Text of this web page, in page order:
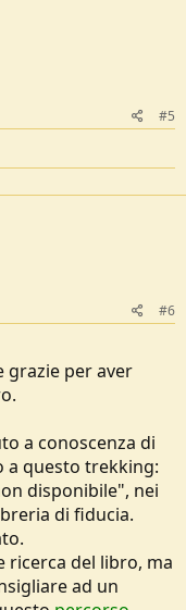
#5
#6
grazie per aver
a conoscenza di
a questo trekking:
disponibile", nei
di fiducia.
del libro, ma
ad un